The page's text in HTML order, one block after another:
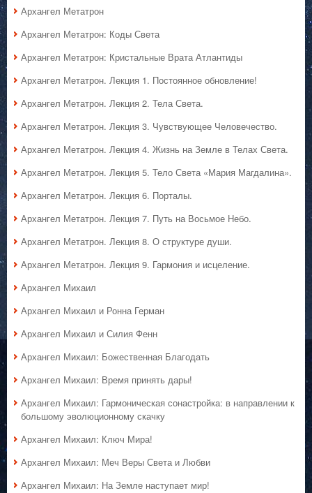
Архангел Метатрон
Архангел Метатрон: Коды Света
Архангел Метатрон: Кристальные Врата Атлантиды
Архангел Метатрон. Лекция 1. Постоянное обновление!
Архангел Метатрон. Лекция 2. Тела Света.
Архангел Метатрон. Лекция 3. Чувствующее Человечество.
Архангел Метатрон. Лекция 4. Жизнь на Земле в Телах Света.
Архангел Метатрон. Лекция 5. Тело Света «Мария Магдалина».
Архангел Метатрон. Лекция 6. Порталы.
Архангел Метатрон. Лекция 7. Путь на Восьмое Небо.
Архангел Метатрон. Лекция 8. О структуре души.
Архангел Метатрон. Лекция 9. Гармония и исцеление.
Архангел Михаил
Архангел Михаил и Ронна Герман
Архангел Михаил и Силия Фенн
Архангел Михаил: Божественная Благодать
Архангел Михаил: Время принять дары!
Архангел Михаил: Гармоническая сонастройка: в направлении к
большому эволюционному скачку
Архангел Михаил: Ключ Мира!
Архангел Михаил: Меч Веры Света и Любви
Архангел Михаил: На Земле наступает мир!